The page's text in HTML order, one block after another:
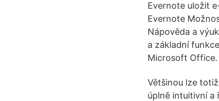
Evernote uložit
Evernote
Nápověda a
a základní
Microsoft Office.
Většinou lze
úplně intuitivní a